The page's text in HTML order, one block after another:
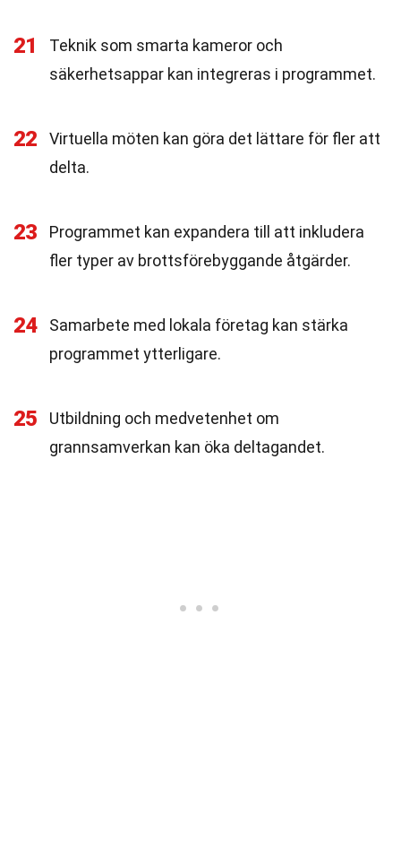
21
Teknik som smarta kameror och
säkerhetsappar kan integreras i programmet.
22
Virtuella möten kan göra det lättare för fler att
delta.
23
Programmet kan expandera till att inkludera
fler typer av brottsförebyggande åtgärder.
24
Samarbete med lokala företag kan stärka
programmet ytterligare.
25
Utbildning och medvetenhet om
grannsamverkan kan öka deltagandet.